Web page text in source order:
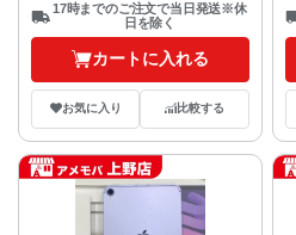
17時までのご注文で当日発送※休
日を除く
カートに入れる
お気に入り 比較する